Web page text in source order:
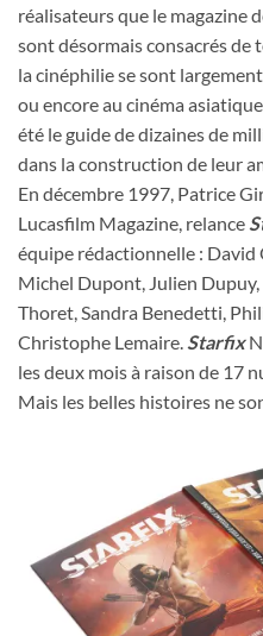
réalisateurs que le magazine
sont désormais consacrés
la cinéphilie se sont
ou encore au cinéma
été le guide de dizaines de
dans la construction de leur
En décembre 1997, Patrice
Lucasfilm Magazine, relance
équipe rédactionnelle : David
Michel Dupont, Julien
Thoret, Sandra Benedetti,
Christophe Lemaire.Starfix
les deux mois à raison de 17
Mais les belles histoires ne